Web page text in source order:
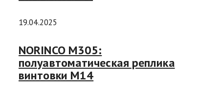
19.04.2025
NORINCO M305:
полуавтоматическая реплика
винтовки М14